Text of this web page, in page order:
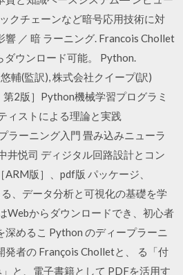
クチェーンなど暗号応用技術に対
／ 暗 ラーニング. Francois Chollet
ダウンロード可能。 Python.
輔(監訳), 株式会社クイープ(訳)
2版］Python機械学習プログラミ
ィストによる理論と実践
ラーニング入門 畳み込みニューラ
井悦司 ディジタル回路設計とコン
版］、pdf版 パッケージ、
、データ分析と可視化の基礎を学
Webからダウンロードでき、初心者
深めるこ Python のディープラーニ
発者の François Cholletと、 る「付
と、電子書籍として PDFを活用す